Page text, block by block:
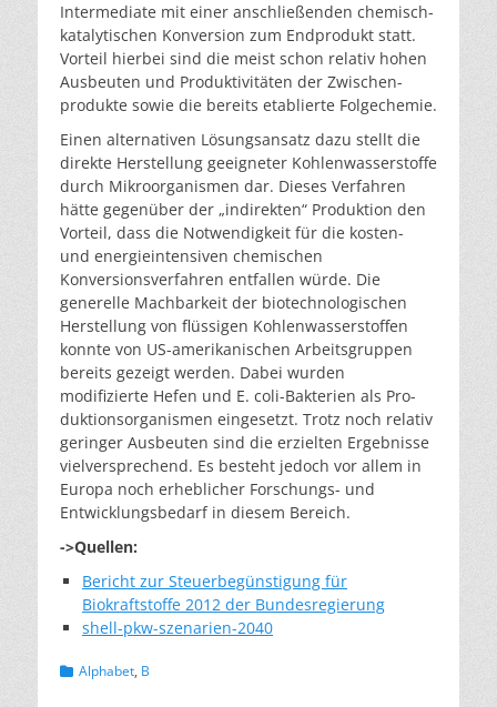
Intermediate mit einer an­schließenden chemisch-
katalytischen Konversion zum Endprodukt statt.
Vorteil hierbei sind die meist schon re­lativ hohen
Ausbeuten und Produktivitäten der Zwischen­
produkte sowie die bereits etablierte Folgechemie.
Einen alternativen Lösungsansatz dazu stellt die
direkte Herstellung geeigneter Kohlenwasserstoffe
durch Mikro­organismen dar. Dieses Verfahren
hätte gegenüber der „indirekten“ Produktion den
Vorteil, dass die Notwendig­keit für die kosten-
und energieintensiven chemischen
Konversionsverfahren entfallen würde. Die
generelle Machbarkeit der biotechnologischen
Herstellung von flüssigen Kohlenwasserstoffen
konnte von US-amerika­nischen Arbeitsgruppen
bereits gezeigt werden. Dabei wurden
modifizierte Hefen und E. coli-Bakterien als Pro­
duktionsorganismen eingesetzt. Trotz noch relativ
gerin­ger Ausbeuten sind die erzielten Ergebnisse
vielverspre­chend. Es besteht jedoch vor allem in
Europa noch erheblicher Forschungs- und
Entwicklungsbedarf in die­sem Bereich.
->Quellen:
Bericht zur Steuerbegünstigung für
Biokraftstoffe 2012 der Bundesregierung
shell-pkw-szenarien-2040
Kategorien
Alphabet, B